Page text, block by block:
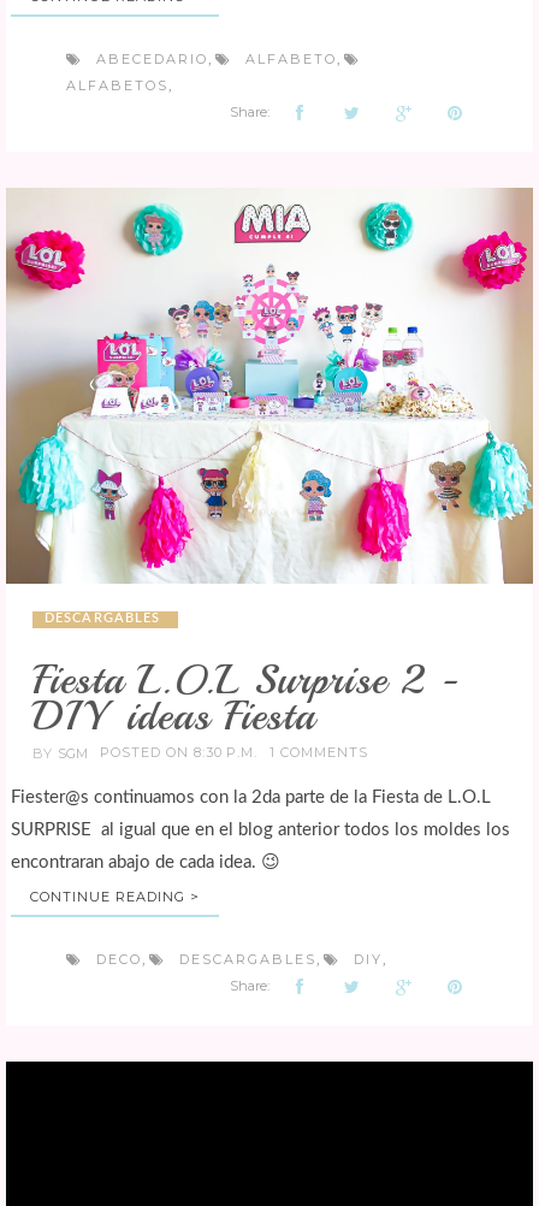
ABECEDARIO ALFABETO
ALFABETOS
Share:
DESCARGABLES
Fiesta L.O.L Surprise 2 -
DIY ideas Fiesta
BY SGM POSTED ON 8:30 P.M. 1 COMMENTS
Fiester@s continuamos con la 2da parte de la Fiesta de L.O.L
SURPRISE al igual que en el blog anterior todos los moldes los
encontraran abajo de cada idea. 😉
CONTINUE READING >
DECO DESCARGABLES DIY
Share: